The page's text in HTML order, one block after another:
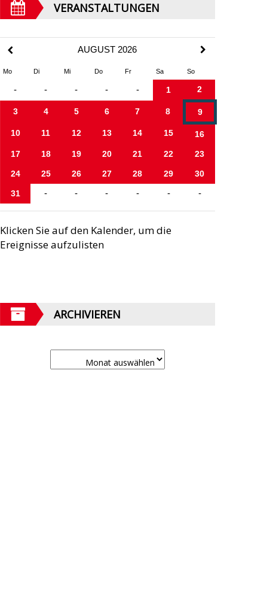
VERANSTALTUNGEN
AUGUST 2026
Mo Di Mi Do Fr Sa So
- - - - - 1 2
3 4 5 6 7 8 9
10 11 12 13 14 15 16
17 18 19 20 21 22 23
24 25 26 27 28 29 30
31 - - - - - -
Klicken Sie auf den Kalender, um die
Ereignisse aufzulisten
ARCHIVIEREN